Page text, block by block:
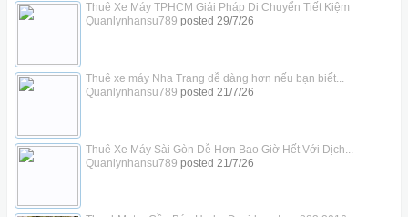
Thuê Xe Máy TPHCM Giải Pháp Di Chuyển Tiết Kiệm
Quanlynhansu789 posted 29/7/26
Thuê xe máy Nha Trang dễ dàng hơn nếu bạn biết...
Quanlynhansu789 posted 21/7/26
Thuê Xe Máy Sài Gòn Dễ Hơn Bao Giờ Hết Với Dịch...
Quanlynhansu789 posted 21/7/26